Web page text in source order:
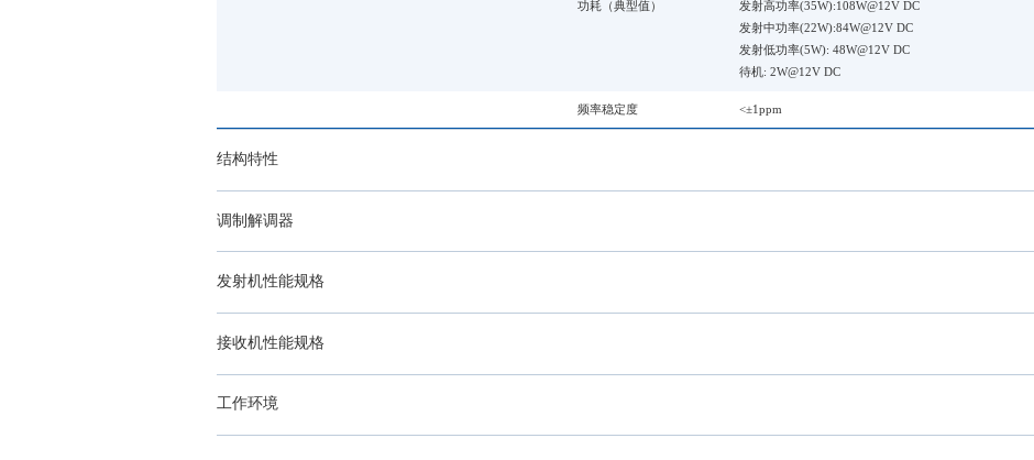
功耗（典型值）
发射高功率(35W):108W@12V DC
发射中功率(22W):84W@12V DC
发射低功率(5W): 48W@12V DC
待机: 2W@12V DC
频率稳定度 <±1ppm
结构特性
调制解调器
发射机性能规格
接收机性能规格
工作环境